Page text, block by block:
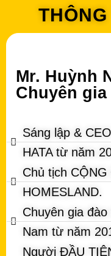
Mr. Huỳnh
Chuyên
Sáng lập &
HATA từ năm
Chủ tịch
HOMESLAND.
Chuyên gia
Nam từ năm
Người ĐẦU